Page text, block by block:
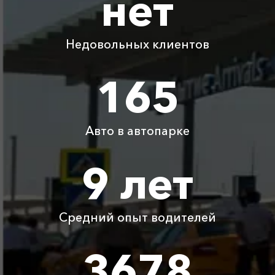
3210 ₽
Новгород
34900 ₽
15100 ₽
Бесплатно
Бесплатно Бесплатно Бесплатно
Аренда автомобиля
Цены по акции ограничены количеством свободных
Недовольных клиентов
165
Авто в автопарке
9 лет
Средний опыт водителей